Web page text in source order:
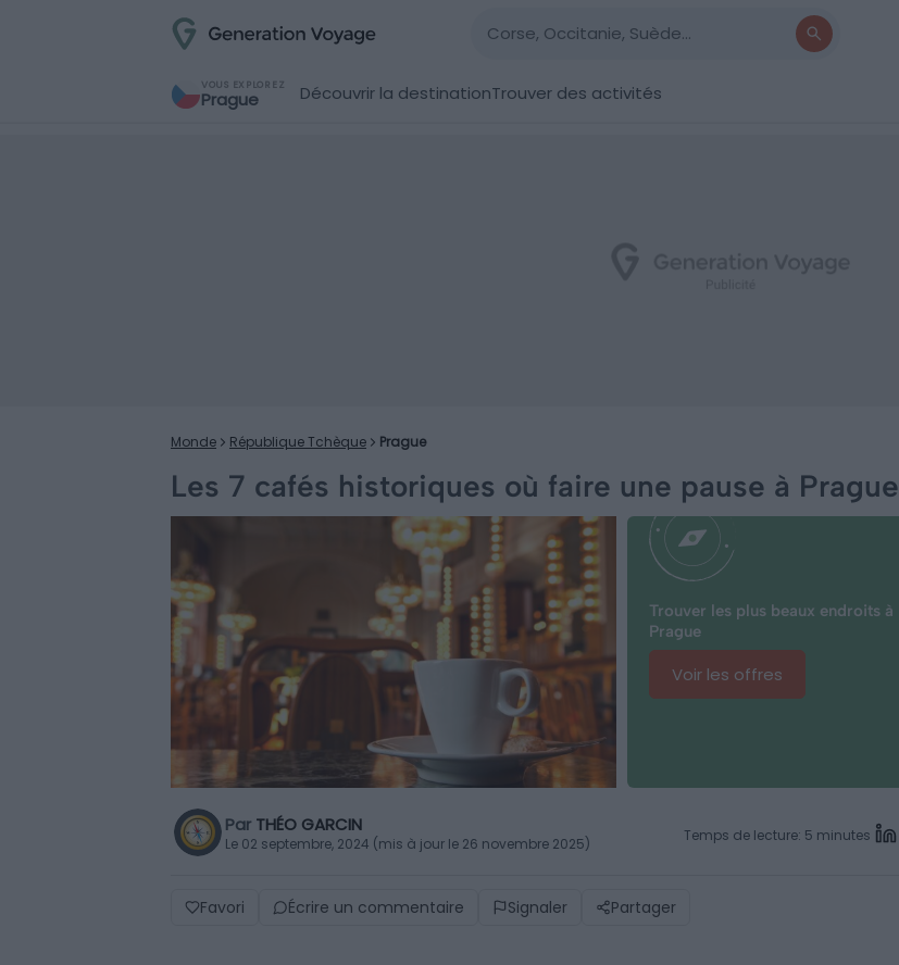
VOUS EXPLOREZ
Prague Découvrir la destinationTrouver des activités
Monde République Tchèque Prague
Les 7 cafés historiques où faire une pause à Prague
Trouver les plus beaux endroits à
Prague
Voir les offres
Par THÉO GARCIN
Le 02 septembre, 2024 (mis à jour le 26 novembre 2025) Temps de lecture: 5 minutes
Favori Écrire un commentaire Signaler Partager